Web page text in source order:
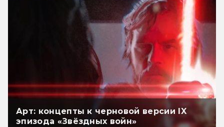
Арт: концепты к черновой версии IX
эпизода «Звёздных войн»